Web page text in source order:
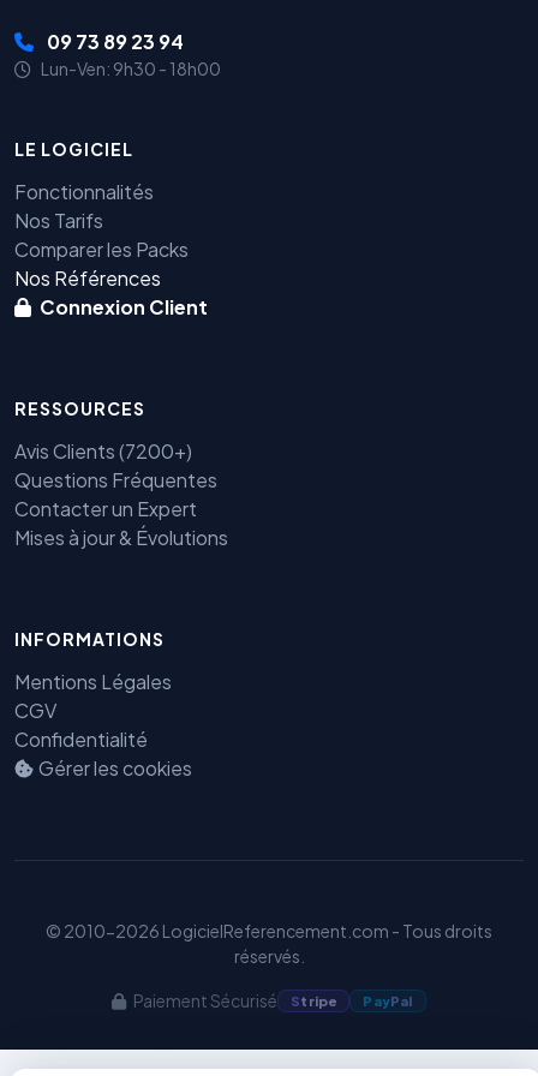
09 73 89 23 94
Lun-Ven: 9h30 - 18h00
LE LOGICIEL
Fonctionnalités
Nos Tarifs
Comparer les Packs
Nos Références
Connexion Client
RESSOURCES
Avis Clients (7200+)
Questions Fréquentes
Contacter un Expert
Mises à jour & Évolutions
INFORMATIONS
Mentions Légales
CGV
Confidentialité
Gérer les cookies
© 2010-2026 LogicielReferencement.com - Tous droits
réservés.
Paiement Sécurisé Stripe PayPal